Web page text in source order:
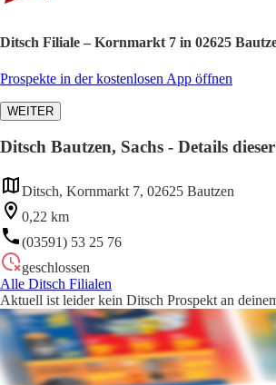
Ditsch Filiale – Kornmarkt 7 in 02625
Prospekte in der kostenlosen App öffnen
WEITER
Ditsch Bautzen, Sachs - Details
Ditsch, Kornmarkt 7, 02625 Bautzen
0,22 km
(03591) 53 25 76
geschlossen
Alle Ditsch Filialen
Aktuell ist leider kein Ditsch Prospekt an